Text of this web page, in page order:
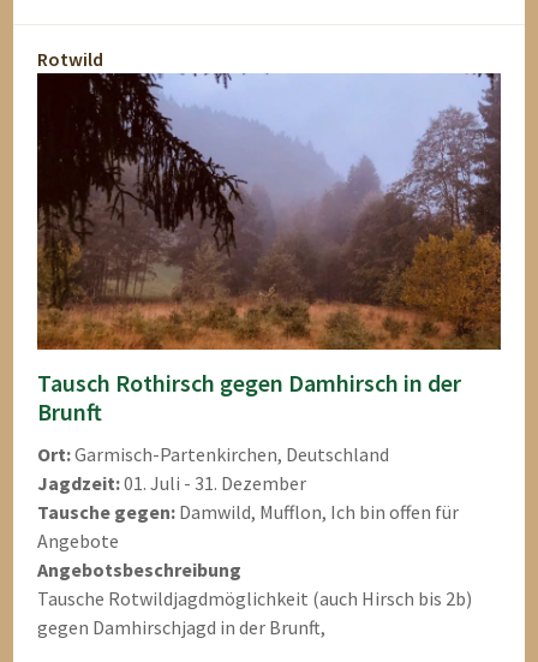
Rotwild
Tausch Rothirsch gegen Damhirsch in der
Brunft
Ort:Garmisch-Partenkirchen, Deutschland
Jagdzeit:01. Juli - 31. Dezember
Tausche gegen: Damwild, Mufflon, Ich bin offen für
Angebote
Angebotsbeschreibung
Tausche Rotwildjagdmöglichkeit (auch Hirsch bis 2b)
gegen Damhirschjagd in der Brunft,